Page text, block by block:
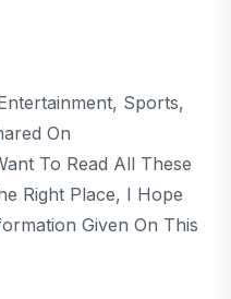
Sports,
On
To Read All These
Right Place, I Hope
Given On This